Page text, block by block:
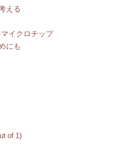
える
イクロチップ
にも
of 1)